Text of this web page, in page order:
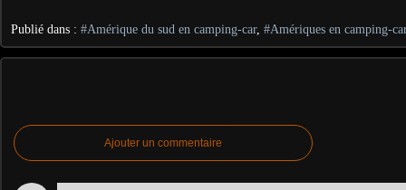
Publié dans : #Amérique du sud en camping-car, #Amériques en camping-car
Ajouter un commentaire